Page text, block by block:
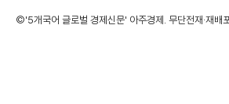
©'5개국어 글로벌 경제신문' 아주경제. 무단전재·재배